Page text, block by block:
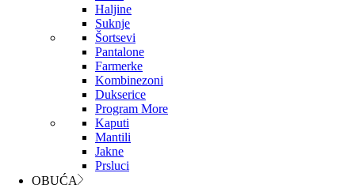
Haljine
Suknje
Šortsevi
Pantalone
Farmerke
Kombinezoni
Dukserice
Program More
Kaputi
Mantili
Jakne
Prsluci
OBUĆA